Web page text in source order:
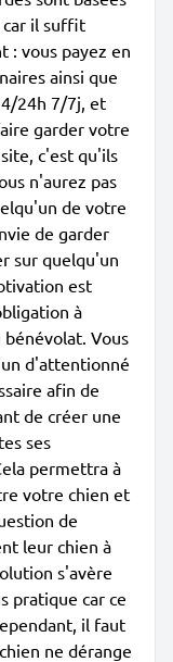
car il suffit
: vous payez en
ainsi que
24h 7/7j, et
garder votre
c'est qu'ils
n'aurez pas
de votre
de garder
sur quelqu'un
est
à
Vous
d'attentionné
afin de
de créer une
ses
permettra à
votre chien et
de
leur chien à
s'avère
pratique car ce
il faut
ne dérange